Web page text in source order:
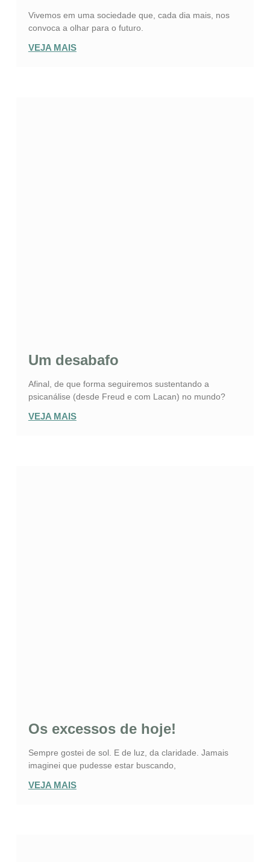
Vivemos em uma sociedade que, cada dia mais, nos
convoca a olhar para o futuro.
VEJA MAIS
Um desabafo
Afinal, de que forma seguiremos sustentando a
psicanálise (desde Freud e com Lacan) no mundo?
VEJA MAIS
Os excessos de hoje!
Sempre gostei de sol. E de luz, da claridade. Jamais
imaginei que pudesse estar buscando,
VEJA MAIS